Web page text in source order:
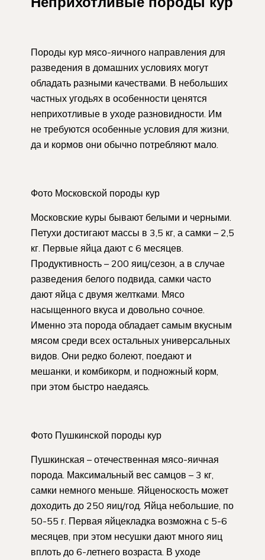
Породы кур мясо-яичного направления для
разведения в домашних условиях могут
обладать разными качествами. В небольших
частных угодьях в особенности ценятся
неприхотливые в уходе разновидности. Им
не требуются особенные условия для жизни,
да и кормов они обычно потребляют мало.
Фото Московской породы кур
Московские куры бывают белыми и черными.
Петухи достигают массы в 3,5 кг, а самки – 2,5
кг. Первые яйца дают с 6 месяцев.
Продуктивность – 200 яиц/сезон, а в случае
разведения белого подвида, самки часто
дают яйца с двумя желтками. Мясо
насыщенного вкуса и довольно сочное.
Именно эта порода обладает самым вкусным
мясом среди всех остальных универсальных
видов. Они редко болеют, поедают и
мешанки, и комбикорм, и подножный корм,
при этом быстро наедаясь.
Фото Пушкинской породы кур
Пушкинская – отечественная мясо-яичная
порода. Максимальный вес самцов – 3 кг,
самки немного меньше. Яйценоскость может
доходить до 250 яиц/год. Яйца небольшие, по
50-55 г. Первая яйцекладка возможна с 5-6
месяцев, при этом несушки дают много яиц
вплоть до 6-летнего возраста. В уходе